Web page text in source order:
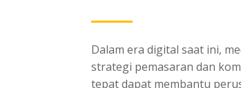
Dalam era digital saat ini,
strategi pemasaran dan
tepat dapat membantu